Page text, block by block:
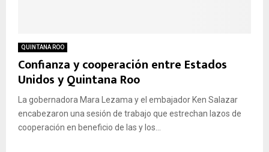
QUINTANA ROO
Confianza y cooperación entre Estados
Unidos y Quintana Roo
La gobernadora Mara Lezama y el embajador Ken Salazar
encabezaron una sesión de trabajo que estrechan lazos de
cooperación en beneficio de las y los...